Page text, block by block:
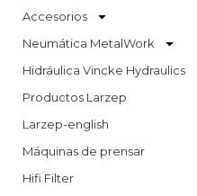
Accesorios
Neumática MetalWork
Hidráulica Vincke Hydraulics
Productos Larzep
Larzep-english
Máquinas de prensar
Hifi Filter